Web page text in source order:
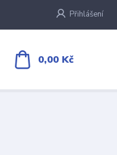
Přihlášení
0,00 Kč